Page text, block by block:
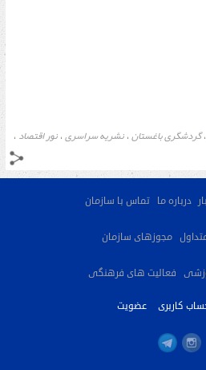
،گردشگری باغستان،نشریه سراسری،نور اقتصاد ،
درباره ما تماس با سازمان
مجوزهای سازمان
فعالیت های فرهنگی
عضویت کاربری